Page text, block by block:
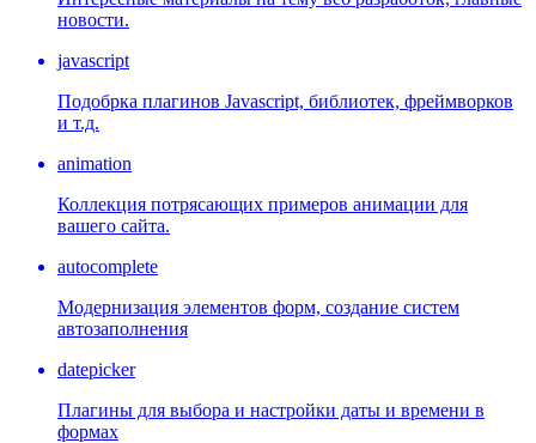
новости.
javascript
Подобрка плагинов Javascript, библиотек, фреймворков
и т.д.
animation
Коллекция потрясающих примеров анимации для
вашего сайта.
autocomplete
Модернизация элементов форм, создание систем
автозаполнения
datepicker
Плагины для выбора и настройки даты и времени в
формах